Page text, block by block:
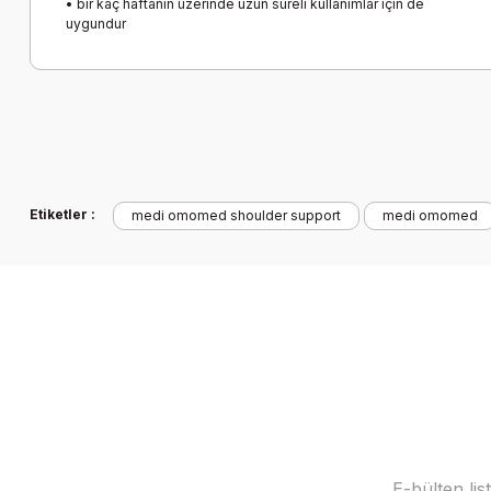
• bir kaç haftanın üzerinde uzun süreli kullanımlar için de
uygundur
Etiketler : medi omomed shoulder support medi omomed